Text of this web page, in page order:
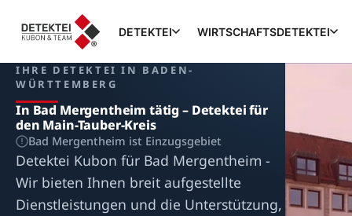
DETEKTEI WIRTSCHAFTSDETEKTEI
IHRE DETEKTEI IN BADEN-
WÜRTTEMBERG
In Bad Mergentheim tätig – Detektei für
den Main-Tauber-Kreis
Bad Mergentheim ist Einzugsgebiet
Detektei Kubon für Bad Mergentheim -
Wir bieten Ihnen breit aufgestellte
Dienstleistungen und die Unterstützung,